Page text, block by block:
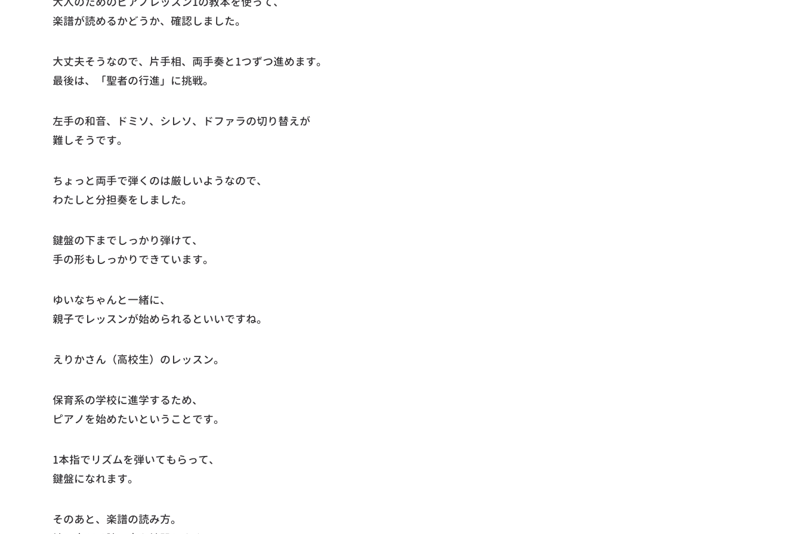
楽譜が読めるかどうか、確認しました。
大丈夫そうなので、片手相、両手奏と1つずつ進めます。
最後は、「聖者の行進」に挑戦。
左手の和音、ドミソ、シレソ、ドファラの切り替えが
難しそうです。
ちょっと両手で弾くのは厳しいようなので、
わたしと分担奏をしました。
鍵盤の下までしっかり弾けて、
手の形もしっかりできています。
ゆいなちゃんと一緒に、
親子でレッスンが始められるといいですね。
えりかさん（高校生）のレッスン。
保育系の学校に進学するため、
ピアノを始めたいということです。
1本指でリズムを弾いてもらって、
鍵盤になれます。
そのあと、楽譜の読み方。